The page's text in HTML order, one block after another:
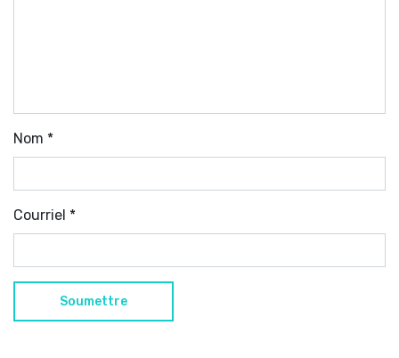
Nom *
Courriel *